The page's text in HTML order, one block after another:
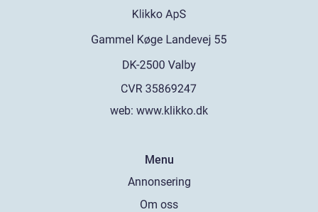
web: www.klikko.dk
Menu
Annonsering
Om oss